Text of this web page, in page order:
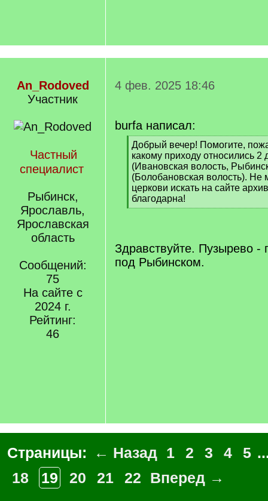
An_Rodoved
Участник
Частный
специалист
Рыбинск,
Ярославль,
Ярославская
область
Сообщений:
75
На сайте с
2024 г.
Рейтинг:
46
4 фев. 2025 18:46
burfa написал:
[
q
]
Добрый вечер! Помогите,
какому приходу относились
(Ивановская волость,
(Болобановская волость). Не
церкови искать на сайте
благодарна!
[
Здравствуйте. Пузырево -
под Рыбинском.
Страницы: ← Назад 1 2 3 4 5
18
19 20 21 22 Вперед →